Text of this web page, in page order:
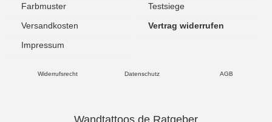
Farbmuster
Testsiege
Versandkosten
Vertrag widerrufen
Impressum
Widerrufsrecht Datenschutz AGB
Wandtattoos.de Ratgeber